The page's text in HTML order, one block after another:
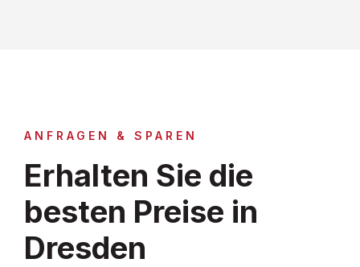
ANFRAGEN & SPAREN
Erhalten Sie die
besten Preise in
Dresden